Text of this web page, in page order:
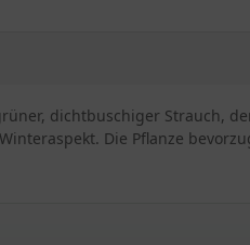
dichtbuschiger Strauch,
Die Pflanze